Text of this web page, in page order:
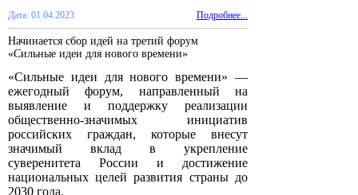
Дата: 01.04.2023 Подробнее...
Начинается сбор идей на третий форум
«Сильные идеи для нового времени»
«Сильные идеи для нового времени» —
ежегодный форум, направленный на
выявление и поддержку реализации
общественно-значимых инициатив
российских граждан, которые внесут
значимый вклад в укрепление
суверенитета России и достижение
национальных целей развития страны до
2030 года.